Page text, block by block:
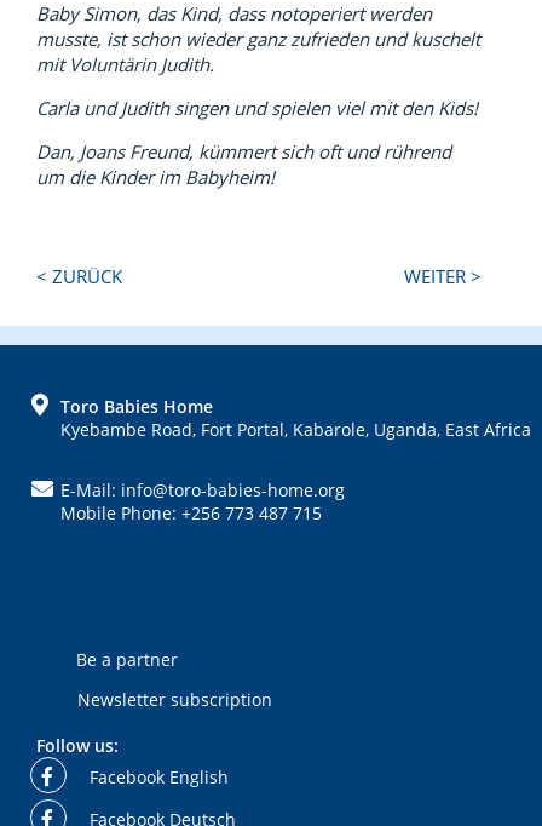
Baby Simon, das Kind, dass notoperiert werden
musste, ist schon wieder ganz zufrieden und kuschelt
mit Voluntärin Judith.
Carla und Judith singen und spielen viel mit den Kids!
Dan, Joans Freund, kümmert sich oft und rührend
um die Kinder im Babyheim!
Next
< ZURÜCK WEITER >
FOOTERToro Babies Home
Kyebambe Road, Fort Portal, Kabarole, Uganda, East Africa
E-Mail: info@toro-babies-home.org
Mobile Phone: +256 773 487 715
Be a partner
Newsletter subscription
Follow us:
Facebook English
Facebook Deutsch